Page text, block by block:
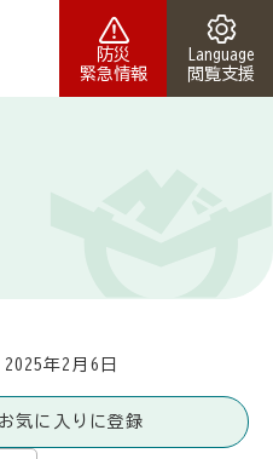
防災
緊急情報
Language
閲覧支援
2025年2月6日
気に入りに登録